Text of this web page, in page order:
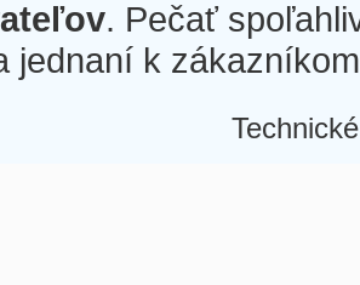
. Pečať
jednaní k